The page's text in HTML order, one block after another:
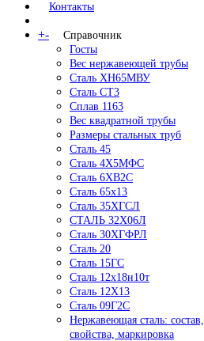
Контакты
+-
Справочник
Госты
Вес нержавеющей трубы
Сталь ХН65МВУ
Сталь СТ3
Сплав 1163
Вес квадратной трубы
Размеры стальных труб
Сталь 45
Сталь 4Х5МФС
Сталь 6ХВ2С
Сталь 65х13
Сталь 35ХГСЛ
СТАЛЬ 32Х06Л
Сталь 30ХГФРЛ
Сталь 20
Сталь 15ГС
Сталь 12х18н10т
Сталь 12Х13
Сталь 09Г2С
Нержавеющая сталь: состав,
свойства, маркировка